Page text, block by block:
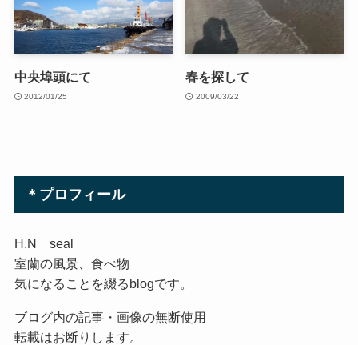
中央埠頭にて
2012/01/25
春を探して
2009/03/22
＊プロフィール
H.N seal
室蘭の風景、食べ物
気になることを綴るblogです。
ブログ内の記事・画像の無断使用
転載はお断りします。